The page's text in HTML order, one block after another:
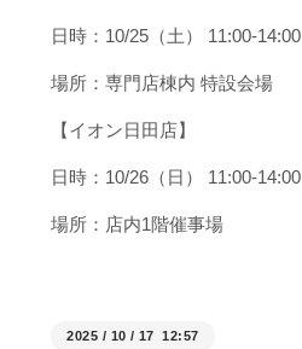
日時：10/25（土） 11:00-14:00
場所：専門店棟内 特設会場
【イオン日田店】
日時：10/26（日） 11:00-14:00
場所：店内1階催事場
2025 / 10 / 17 12:57